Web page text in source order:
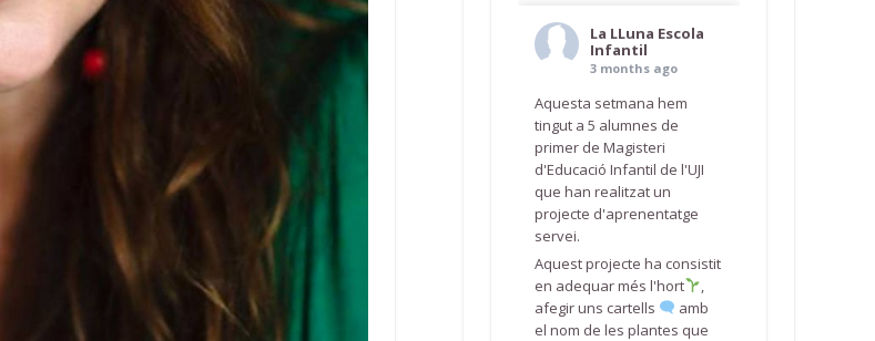
La LLuna Escola
Infantil
3 months ago
Aquesta setmana hem
tingut a 5 alumnes de
primer de Magisteri
d'Educació Infantil de l'UJI
que han realitzat un
projecte d'aprenentatge
servei.
Aquest projecte ha consistit
en adequar més l'hort
,
afegir uns cartells
amb
el nom de les plantes que